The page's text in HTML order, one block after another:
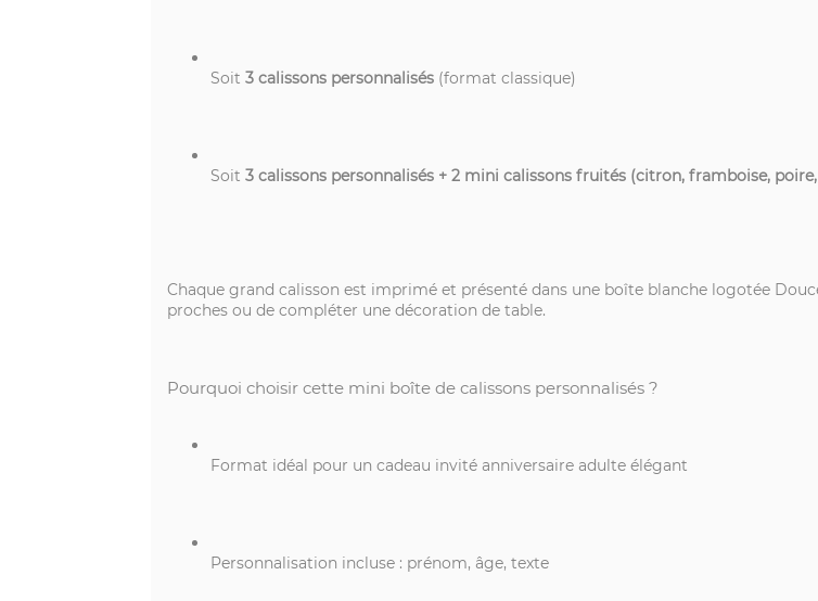
Soit3 calissons personnalisés (format classique)
Soit3 calissons personnalisés + 2 mini calissons fruités (citron, framboise,
Chaque grand calisson est imprimé et présenté dans une boîte blanche logotée
proches ou de compléter une décoration de table.
Pourquoi choisir cette mini boîte de calissons personnalisés ?
Format idéal pour un cadeau invité anniversaire adulte élégant
Personnalisation incluse : prénom, âge, texte